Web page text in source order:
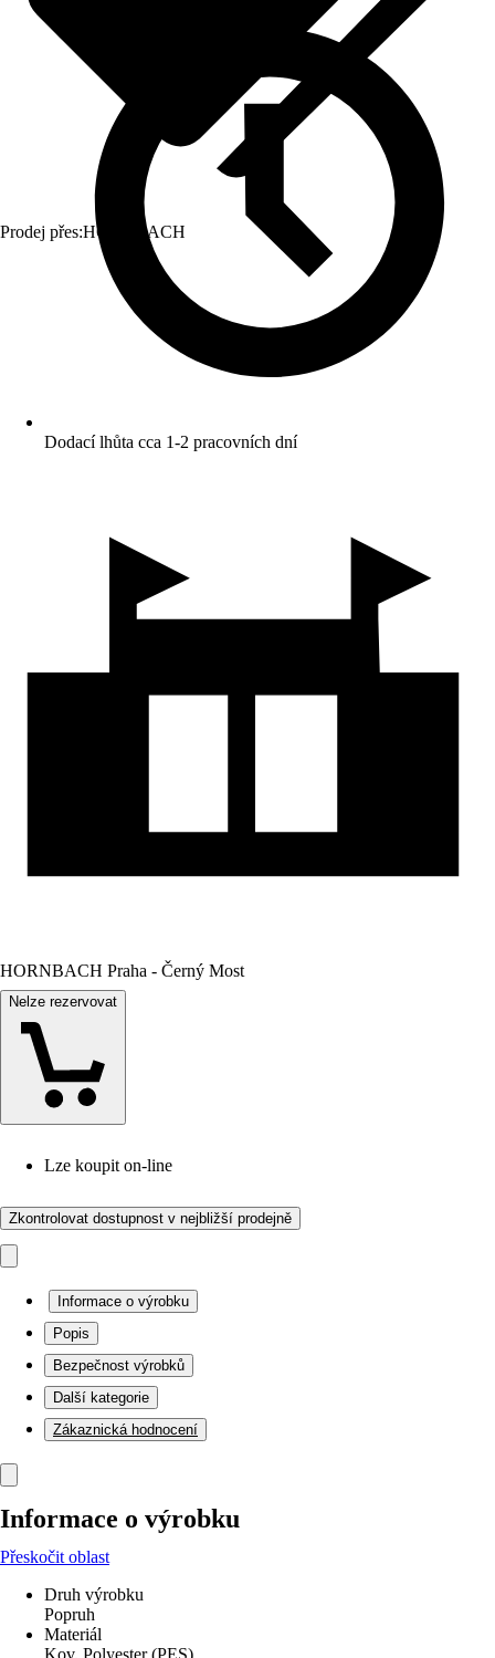
Prodej přes:HORNBACH
Dodací lhůta cca 1-2 pracovních dní
HORNBACH Praha - Černý Most
Nelze rezervovat
Lze koupit on-line
Zkontrolovat dostupnost v nejbližší prodejně
Informace o výrobku
Popis
Bezpečnost výrobků
Další kategorie
Zákaznická hodnocení
Informace o výrobku
Přeskočit oblast
Druh výrobku
Popruh
Materiál
Kov, Polyester (PES)